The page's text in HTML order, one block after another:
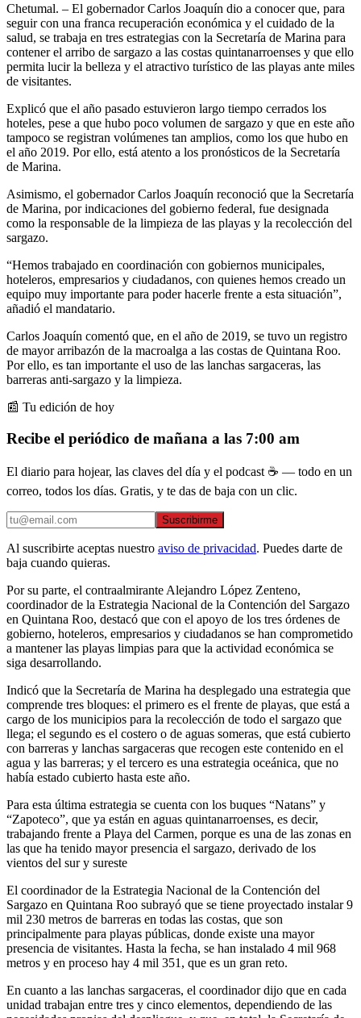
Chetumal. – El gobernador Carlos Joaquín dio a conocer que, para
seguir con una franca recuperación económica y el cuidado de la
salud, se trabaja en tres estrategias con la Secretaría de Marina para
contener el arribo de sargazo a las costas quintanarroenses y que ello
permita lucir la belleza y el atractivo turístico de las playas ante miles
de visitantes.
Explicó que el año pasado estuvieron largo tiempo cerrados los
hoteles, pese a que hubo poco volumen de sargazo y que en este año
tampoco se registran volúmenes tan amplios, como los que hubo en
el año 2019. Por ello, está atento a los pronósticos de la Secretaría
de Marina.
Asimismo, el gobernador Carlos Joaquín reconoció que la Secretaría
de Marina, por indicaciones del gobierno federal, fue designada
como la responsable de la limpieza de las playas y la recolección del
sargazo.
“Hemos trabajado en coordinación con gobiernos municipales,
hoteleros, empresarios y ciudadanos, con quienes hemos creado un
equipo muy importante para poder hacerle frente a esta situación”,
añadió el mandatario.
Carlos Joaquín comentó que, en el año de 2019, se tuvo un registro
de mayor arribazón de la macroalga a las costas de Quintana Roo.
Por ello, es tan importante el uso de las lanchas sargaceras, las
barreras anti-sargazo y la limpieza.
📰 Tu edición de hoy
Recibe el periódico de mañana a las 7:00 am
El diario para hojear, las claves del día y el podcast ☕ — todo en un
correo, todos los días. Gratis, y te das de baja con un clic.
Suscribirme
Al suscribirte aceptas nuestro aviso de privacidad. Puedes darte de
baja cuando quieras.
Por su parte, el contraalmirante Alejandro López Zenteno,
coordinador de la Estrategia Nacional de la Contención del Sargazo
en Quintana Roo, destacó que con el apoyo de los tres órdenes de
gobierno, hoteleros, empresarios y ciudadanos se han comprometido
a mantener las playas limpias para que la actividad económica se
siga desarrollando.
Indicó que la Secretaría de Marina ha desplegado una estrategia que
comprende tres bloques: el primero es el frente de playas, que está a
cargo de los municipios para la recolección de todo el sargazo que
llega; el segundo es el costero o de aguas someras, que está cubierto
con barreras y lanchas sargaceras que recogen este contenido en el
agua y las barreras; y el tercero es una estrategia oceánica, que no
había estado cubierto hasta este año.
Para esta última estrategia se cuenta con los buques “Natans” y
“Zapoteco”, que ya están en aguas quintanarroenses, es decir,
trabajando frente a Playa del Carmen, porque es una de las zonas en
las que ha tenido mayor presencia el sargazo, derivado de los
vientos del sur y sureste
El coordinador de la Estrategia Nacional de la Contención del
Sargazo en Quintana Roo subrayó que se tiene proyectado instalar 9
mil 230 metros de barreras en todas las costas, que son
principalmente para playas públicas, donde existe una mayor
presencia de visitantes. Hasta la fecha, se han instalado 4 mil 968
metros y en proceso hay 4 mil 351, que es un gran reto.
En cuanto a las lanchas sargaceras, el coordinador dijo que en cada
unidad trabajan entre tres y cinco elementos, dependiendo de las